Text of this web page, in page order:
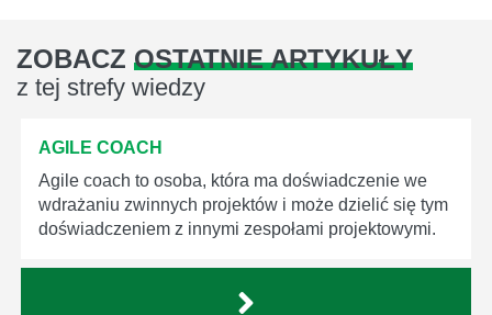
ZOBACZ OSTATNIE ARTYKUŁY
z tej strefy wiedzy
AGILE COACH
Agile coach to osoba, która ma doświadczenie we
wdrażaniu zwinnych projektów i może dzielić się tym
doświadczeniem z innymi zespołami projektowymi.